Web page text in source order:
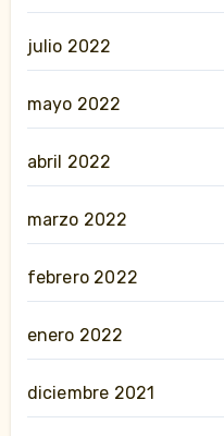
julio 2022
mayo 2022
abril 2022
marzo 2022
febrero 2022
enero 2022
diciembre 2021